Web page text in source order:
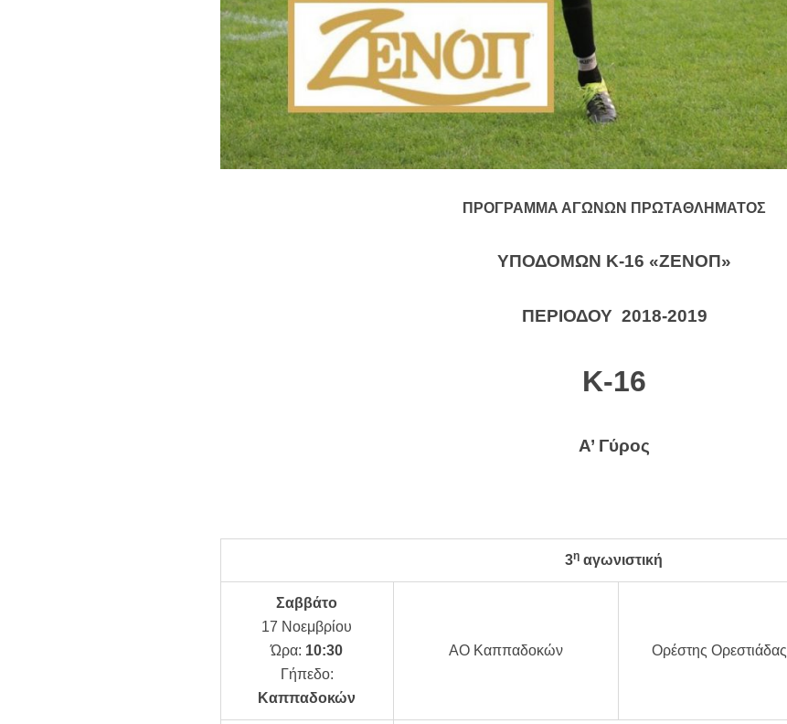
ΠΡΟΓΡΑΜΜΑ ΑΓΩΝΩΝ ΠΡΩΤΑΘΛΗΜΑΤΟΣ
ΥΠΟΔΟΜΩΝ Κ-16 «ΖΕΝΟΠ»
ΠΕΡΙΟΔΟΥ 2018-2019
Κ-16
Α’ Γύρος
3η αγωνιστική
Σαββάτο
17 Νοεμβρίου
Ώρα: 10:30
Γήπεδο:
Καππαδοκών
ΑΟ Καππαδοκών Ορέστης Ορεστιάδας